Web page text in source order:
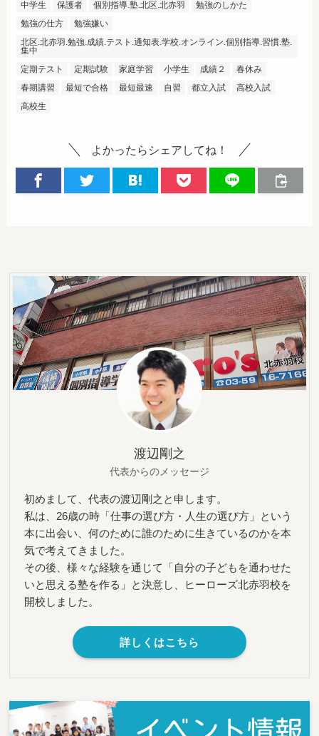
中学生 保護者 個別指導.塾.北区.北赤羽
勉強のしかた
勉強の仕方
勉強嫌い
北区.北赤羽.勉強.成績.テスト.通知表.学校.オンライン.個別指導.習慣.塾.
集中
定期テスト
定期試験 家庭学習 小学生 成績２
春休み
春期講習
最短で合格 最短最速 自習 都立入試
高校入試
高校生
よかったらシェアしてね！
渡辺剛之
代表からのメッセージ
初めまして、代表の渡辺剛之と申します。
私は、26歳の時「仕事の選び方・人生の選び方」という
本に出会い、何のために誰のために生きているのかを本
気で考えてきました。
その後、様々な経験を通じて「自分の子どもを通わせた
いと思える塾を作る」と決意し、ヒーローズ北赤羽校を
開校しました。
詳しくはこちら